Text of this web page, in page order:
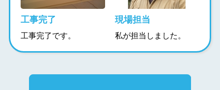
工事完了
工事完了です。
現場担当
私が担当しました。